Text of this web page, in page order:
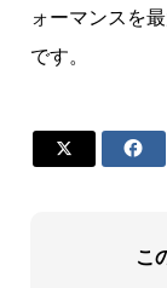
ォーマンスを
です。
 
こ